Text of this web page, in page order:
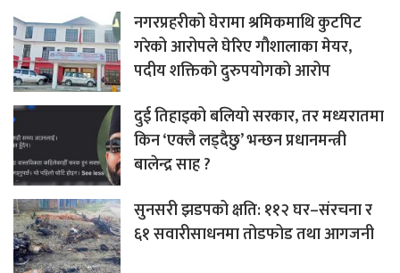
नगरप्रहरीको घेरामा श्रमिकमाथि कुटपिट
गरेको आरोपले घेरिए गौशालाका मेयर,
पदीय शक्तिको दुरुपयोगको आरोप
दुई तिहाइको बलियो सरकार, तर मध्यरातमा
किन ‘एक्लै लड्दैछु’ भन्छन प्रधानमन्त्री
बालेन्द्र साह ?
सुनसरी झडपको क्षति: ११२ घर–संरचना र
६१ सवारीसाधनमा तोडफोड तथा आगजनी